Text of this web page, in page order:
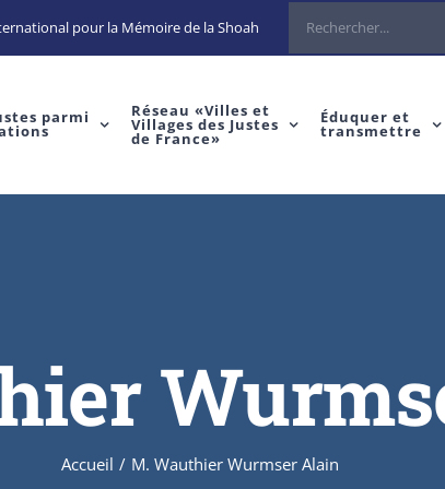
pour la Mémoire de la Shoah Rechercher
parmi Réseau «Villes et
Villages des Justes
de France»
Éduquer et
transmettre
Accueil / M. Wauthier Wurmser Alain